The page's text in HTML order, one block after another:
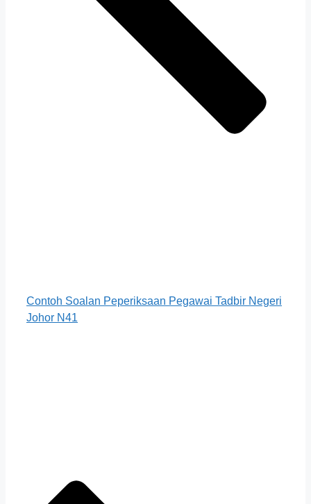
Contoh Soalan Peperiksaan Pegawai Tadbir Negeri
Johor N41